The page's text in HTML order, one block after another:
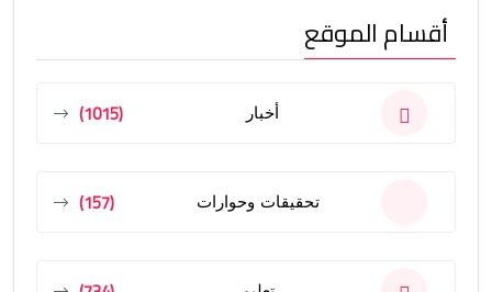
أقسام الموقع
أخبار (1015)
تحقيقات وحوارات (157)